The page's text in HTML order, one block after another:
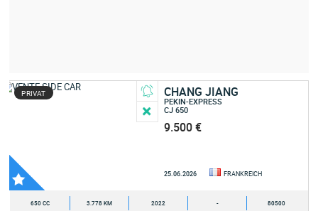
PRIVAT CHANG JIANG
PEKIN-EXPRESS
CJ 650
9.500 €
25.06.2026 FRANKREICH
650 CC 3.778 KM 2022 - 80500